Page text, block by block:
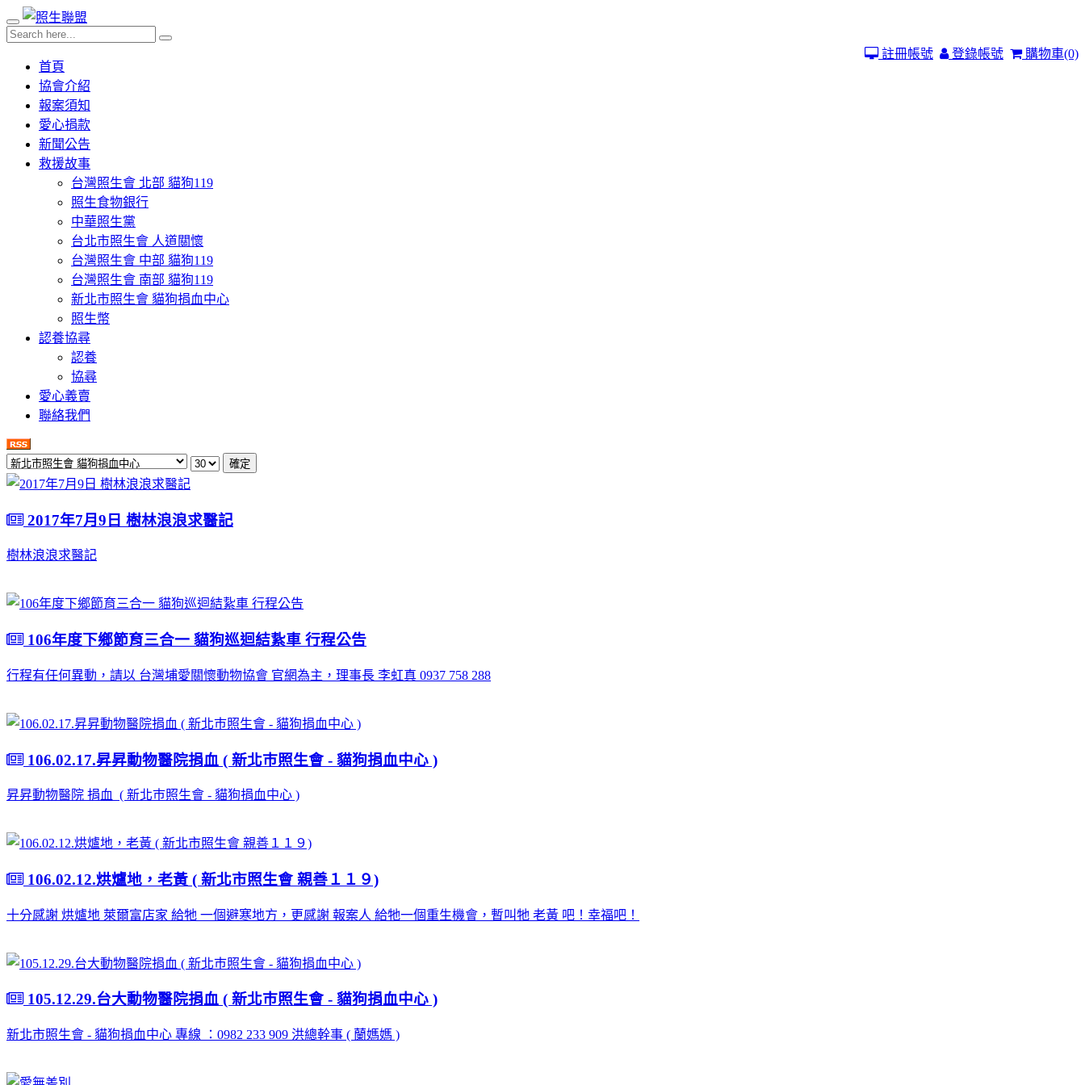
購物車(0)
登錄帳號
註冊帳號
首頁
協會介紹
報案須知
愛心捐款
新聞公告
救援故事
台灣照生會 北部 貓狗119
照生食物銀行
中華照生黨
台北市照生會 人道關懷
台灣照生會 中部 貓狗119
台灣照生會 南部 貓狗119
新北市照生會 貓狗捐血中心
照生幣
認養協尋
認養
協尋
愛心義賣
聯絡我們
確定
2017年7月9日 樹林浪浪求醫記
樹林浪浪求醫記
106年度下鄉節育三合一 貓狗巡迴結紥車 行程公告
行程有任何異動，請以 台灣埔愛關懷動物協會 官網為主，理事長 李虹真 0937 758 288
106.02.17.昇昇動物醫院捐血 ( 新北巿照生會 - 貓狗捐血中心 )
昇昇動物醫院 捐血 ( 新北巿照生會 - 貓狗捐血中心 )
106.02.12.烘爐地，老黃 ( 新北市照生會 親善１１９)
十分感謝 烘爐地 萊爾富店家 給牠 一個避寒地方，更感謝 報案人 給牠一個重生機會，暫叫牠 老黃 吧！幸福吧！
105.12.29.台大動物醫院捐血 ( 新北巿照生會 - 貓狗捐血中心 )
新北市照生會 - 貓狗捐血中心 專線 ：0982 233 909 洪總幹事 ( 蘭媽媽 )